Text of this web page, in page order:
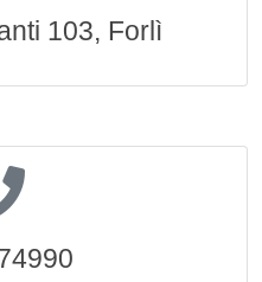
103, Forlì